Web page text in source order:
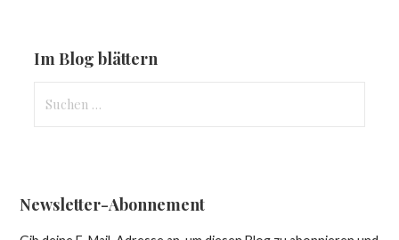
Im Blog blättern
nach:
Newsletter-Abonnement